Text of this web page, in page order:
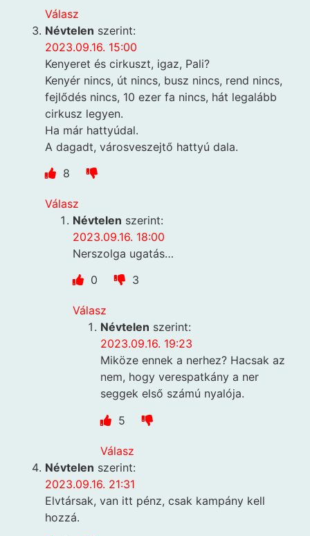
Válasz
Névtelen szerint:
2023.09.16. 15:00
Kenyeret és cirkuszt, igaz, Pali?
Kenyér nincs, út nincs, busz nincs, rend nincs,
fejlődés nincs, 10 ezer fa nincs, hát legalább
cirkusz legyen.
Ha már hattyúdal.
A dagadt, városveszejtő hattyú dala.
8
Válasz
Névtelen szerint:
2023.09.16. 18:00
Nerszolga ugatás…
0
3
Válasz
Névtelen szerint:
2023.09.16. 19:23
Miköze ennek a nerhez? Hacsak az
nem, hogy verespatkány a ner
seggek első számú nyalója.
5
Válasz
Névtelen szerint:
2023.09.16. 21:31
Elvtársak, van itt pénz, csak kampány kell
hozzá.